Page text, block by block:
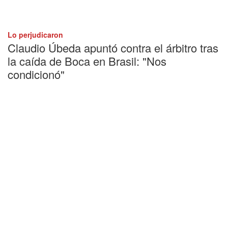
Lo perjudicaron
Claudio Úbeda apuntó contra el árbitro tras
la caída de Boca en Brasil: "Nos
condicionó"